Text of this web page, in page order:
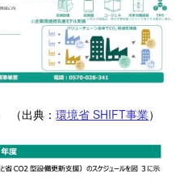
（出典：環境省 SHIFT事業）